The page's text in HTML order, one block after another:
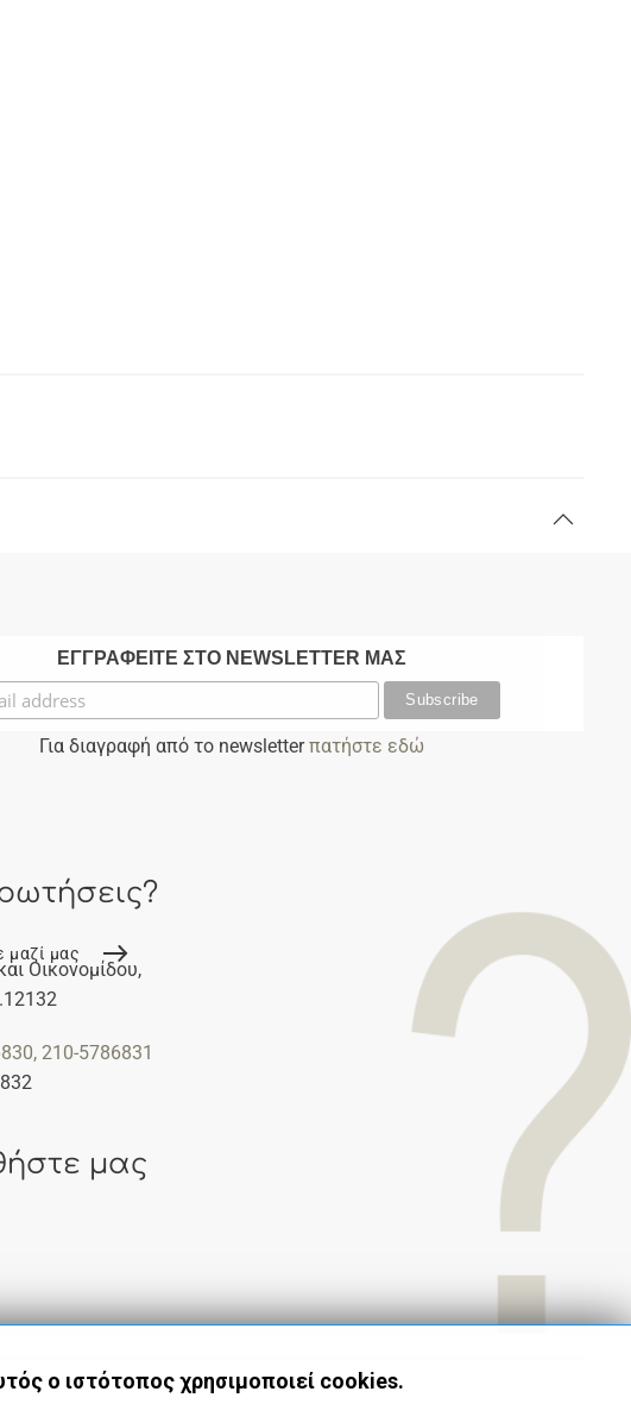
ΕΓΓΡΑΦΕΙΤΕ ΣΤΟ NEWSLETTER ΜΑΣ
Για διαγραφή από το newsletterπατήστε εδώ
μαζί μας
Οικονομίδου,
, 210-5786831
μας
ο ιστότοπος χρησιμοποιεί cookies.